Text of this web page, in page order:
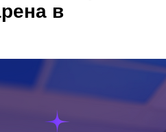
в